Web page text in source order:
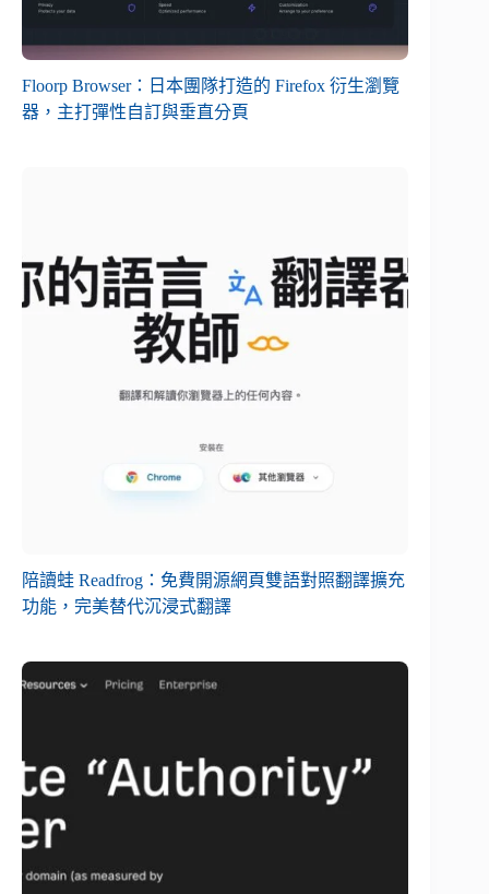
Floorp Browser：日本團隊打造的 Firefox 衍生瀏覽
器，主打彈性自訂與垂直分頁
陪讀蛙 Readfrog：免費開源網頁雙語對照翻譯擴充
功能，完美替代沉浸式翻譯